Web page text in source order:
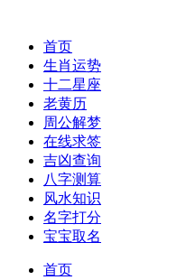
首页
生肖运势
十二星座
老黄历
周公解梦
在线求签
吉凶查询
八字测算
风水知识
名字打分
宝宝取名
首页